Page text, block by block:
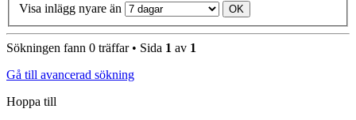
Visa inlägg nyare än
Sökningen fann 0 träffar • Sida 1 av 1
Gå till avancerad sökning
Hoppa till